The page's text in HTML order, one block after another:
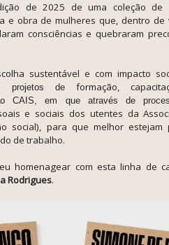
de 2025 de uma coleção de
e obra demulheres que, dentro de
consciências e quebraram
sustentável e com impacto
projetos deformação,
CAIS, em que através de
e sociais dos utentes da
social), para que melhor estejam
de trabalho.
homenagear com esta linha de
Rodrigues.